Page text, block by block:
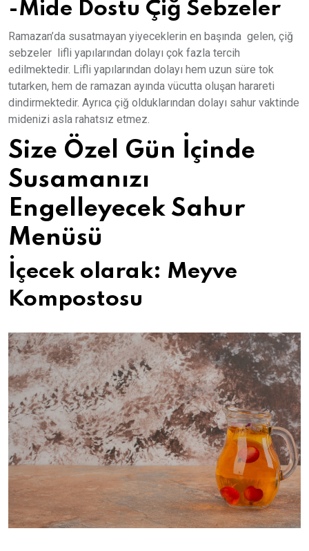
-Mide Dostu Çiğ Sebzeler
Ramazan’da susatmayan yiyeceklerin en başında gelen, çiğ
sebzeler lifli yapılarından dolayı çok fazla tercih
edilmektedir. Lifli yapılarından dolayı hem uzun süre tok
tutarken, hem de ramazan ayında vücutta oluşan harareti
dindirmektedir. Ayrıca çiğ olduklarından dolayı sahur vaktinde
midenizi asla rahatsız etmez.
Size Özel Gün İçinde
Susamanızı
Engelleyecek Sahur
Menüsü
İçecek olarak: Meyve
Kompostosu